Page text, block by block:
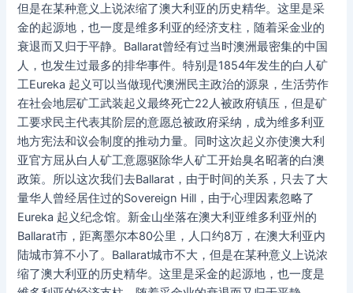
但是在某种意义上说浓缩了澳大利亚的历史精华。这里是采
金的起源地，也一度是维多利亚的经济支柱，随着采金业的
衰退而又归于平静。Ballarat曾经有过当时澳洲最密集的中国
人，也发生过最多的排华事件。特别是1854年发生的白人矿
工Eureka 起义可以当做现代澳洲民主政治的源泉，生活劳作
在社会地层矿工武装起义最终死亡22人被政府镇压，但是矿
工要求民主代表其阶层的意愿总被政府采纳，成为维多利亚
地方宪法和议会制度的推动力量。同时这次起义亦使澳大利
亚官方屈从白人矿工意愿驱除华人矿工开始臭名昭著的白澳
政策。所以这次我们去Ballarat，由于时间的关系，只去了大
量华人曾经居住过的Sovereign Hill，由于心理因素忽略了
Eureka 起义纪念馆。新金山坐落在澳大利亚维多利亚州的
Ballarat市，距离墨尔本80公里，人口约8万，在澳大利亚内
陆城市算不小了。Ballarat城市不大，但是在某种意义上说浓
缩了澳大利亚的历史精华。这里是采金的起源地，也一度是